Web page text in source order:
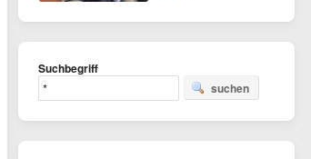
Suchbegriff
suchen